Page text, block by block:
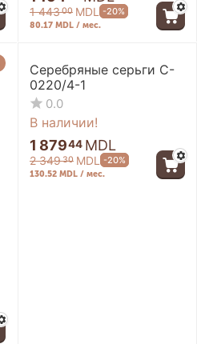
1 44300 MDL -20%
80.17 MDL / мес.
Серебряные серьги C-
0220/4-1
0.0
В наличии!
1 87944 MDL
2 34930 MDL -20%
130.52 MDL / мес.